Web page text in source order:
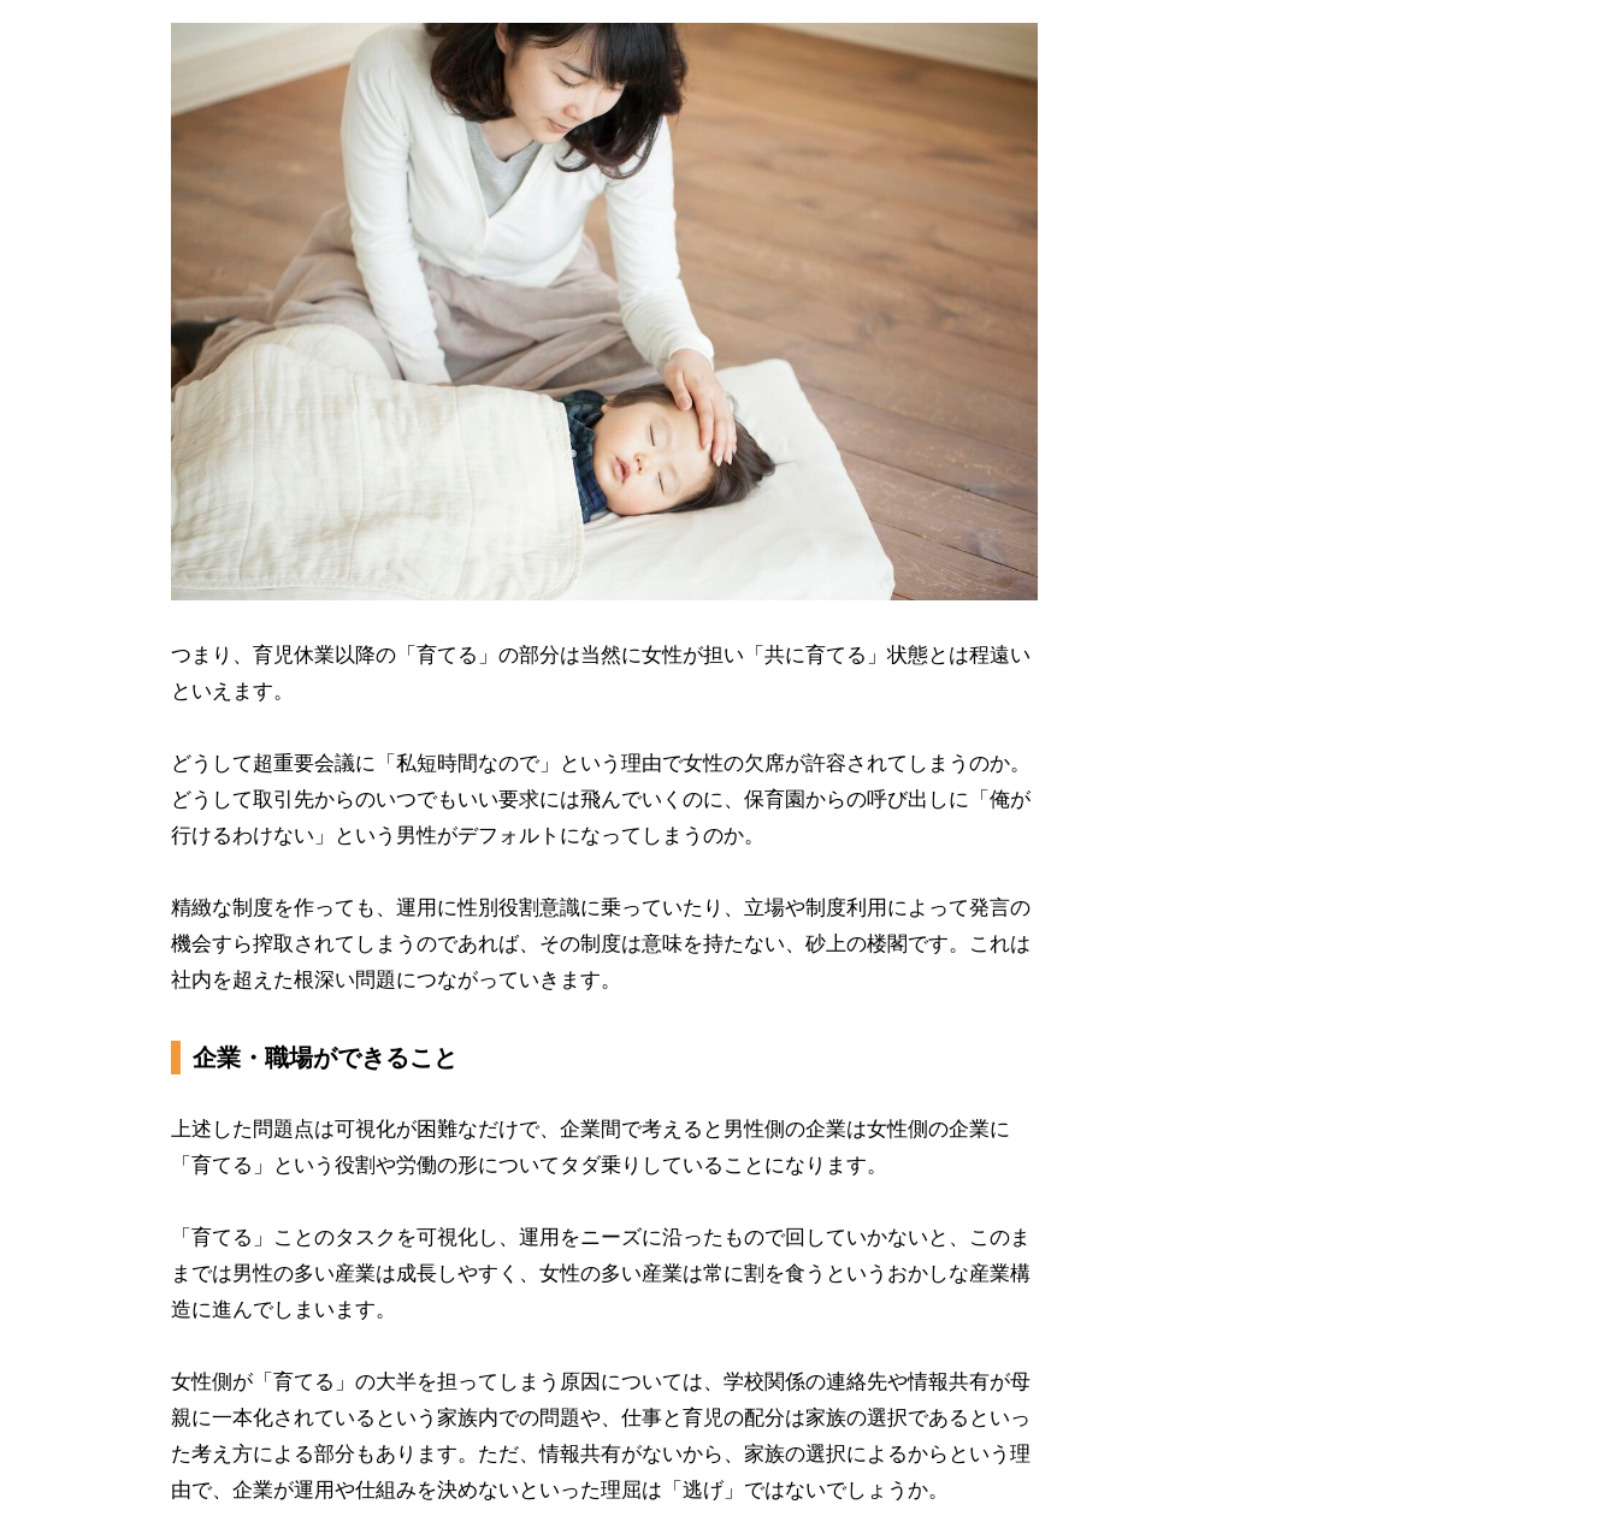
つまり、育児休業以降の「育てる」の部分は当然に女性が担い「共に育てる」状態とは程遠い
といえます。
どうして超重要会議に「私短時間なので」という理由で女性の欠席が許容されてしまうのか。
どうして取引先からのいつでもいい要求には飛んでいくのに、保育園からの呼び出しに「俺が
行けるわけない」という男性がデフォルトになってしまうのか。
精緻な制度を作っても、運用に性別役割意識に乗っていたり、立場や制度利用によって発言の
機会すら搾取されてしまうのであれば、その制度は意味を持たない、砂上の楼閣です。これは
社内を超えた根深い問題につながっていきます。
企業・職場ができること
上述した問題点は可視化が困難なだけで、企業間で考えると男性側の企業は女性側の企業に
「育てる」という役割や労働の形についてタダ乗りしていることになります。
「育てる」ことのタスクを可視化し、運用をニーズに沿ったもので回していかないと、このま
までは男性の多い産業は成長しやすく、女性の多い産業は常に割を食うというおかしな産業構
造に進んでしまいます。
女性側が「育てる」の大半を担ってしまう原因については、学校関係の連絡先や情報共有が母
親に一本化されているという家族内での問題や、仕事と育児の配分は家族の選択であるといっ
た考え方による部分もあります。ただ、情報共有がないから、家族の選択によるからという理
由で、企業が運用や仕組みを決めないといった理屈は「逃げ」ではないでしょうか。